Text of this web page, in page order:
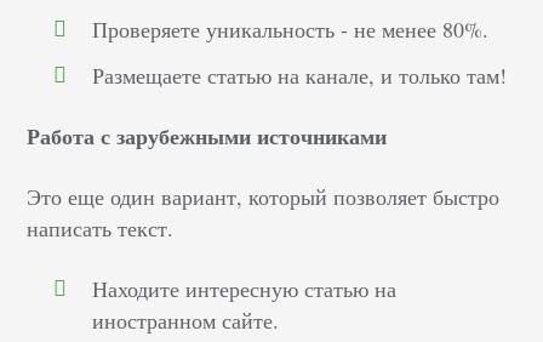
Проверяете уникальность - не менее 80%.
Размещаете статью на канале, и только там!
Работа с зарубежными источниками
Это еще один вариант, который позволяет быстро
написать текст.
Находите интересную статью на
иностранном сайте.